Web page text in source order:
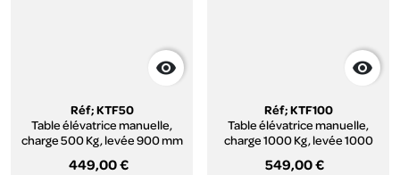

Réf; KTF50
Table élévatrice manuelle,
charge 500 Kg, levée 900 mm
449,00 €

Réf; KTF100
Table élévatrice manuelle,
charge 1000 Kg, levée 1000
549,00 €